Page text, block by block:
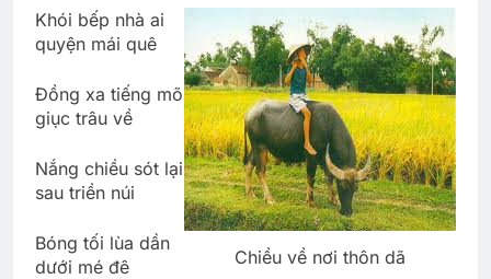
Chiều về nơi thôn dã
Khói bếp nhà ai
quyện mái quê
Đồng xa tiếng mõ
giục trâu về
Nắng chiều sót lại
sau triền núi
Bóng tối lùa dần
dưới mé đê